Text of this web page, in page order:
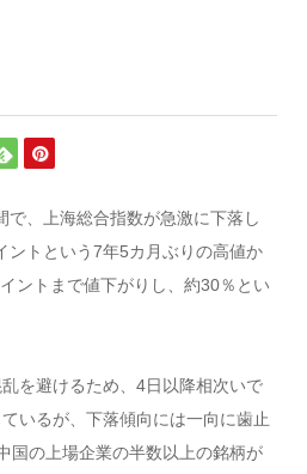
、上海総合指数が急激に下落し
ントという7年5カ月ぶりの高値か
ントまで値下がりし、約30％とい
を避けるため、4日以降相次いで
いるが、下落傾向には一向に歯止
国の上場企業の半数以上の銘柄が